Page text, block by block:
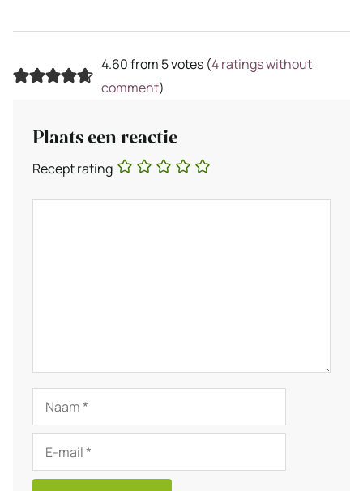
4.60 from 5 votes (4 ratings without
comment)
Plaats een reactie
Recept rating
Naam
mail